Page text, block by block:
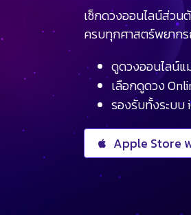
เช็กดวงออนไลน์ส่ว
ครบทุกศาสตร์พยาก
ดูดวงออนไลน์
เลือกดูดวง
รองรับทั้งระบบ
Apple Store